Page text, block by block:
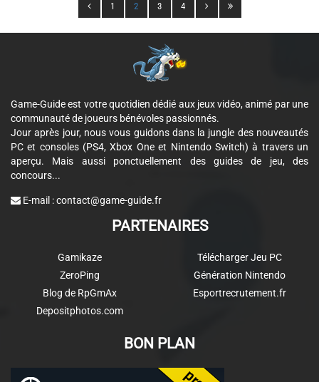
1 2 3 4
Game-Guide est votre quotidien dédié aux jeux vidéo, animé par une
communauté de joueurs bénévoles passionnés.
Jour après jour, nous vous guidons dans la jungle des nouveautés
PC et consoles (PS4, Xbox One et Nintendo Switch) à travers un
aperçu. Mais aussi ponctuellement des guides de jeu, des
concours...
E-mail :contact@game-guide.fr
PARTENAIRES
Gamikaze
ZeroPing
Blog de RpGmAx
Depositphotos.com
Télécharger Jeu PC
Génération Nintendo
Esportrecrutement.fr
BON PLAN